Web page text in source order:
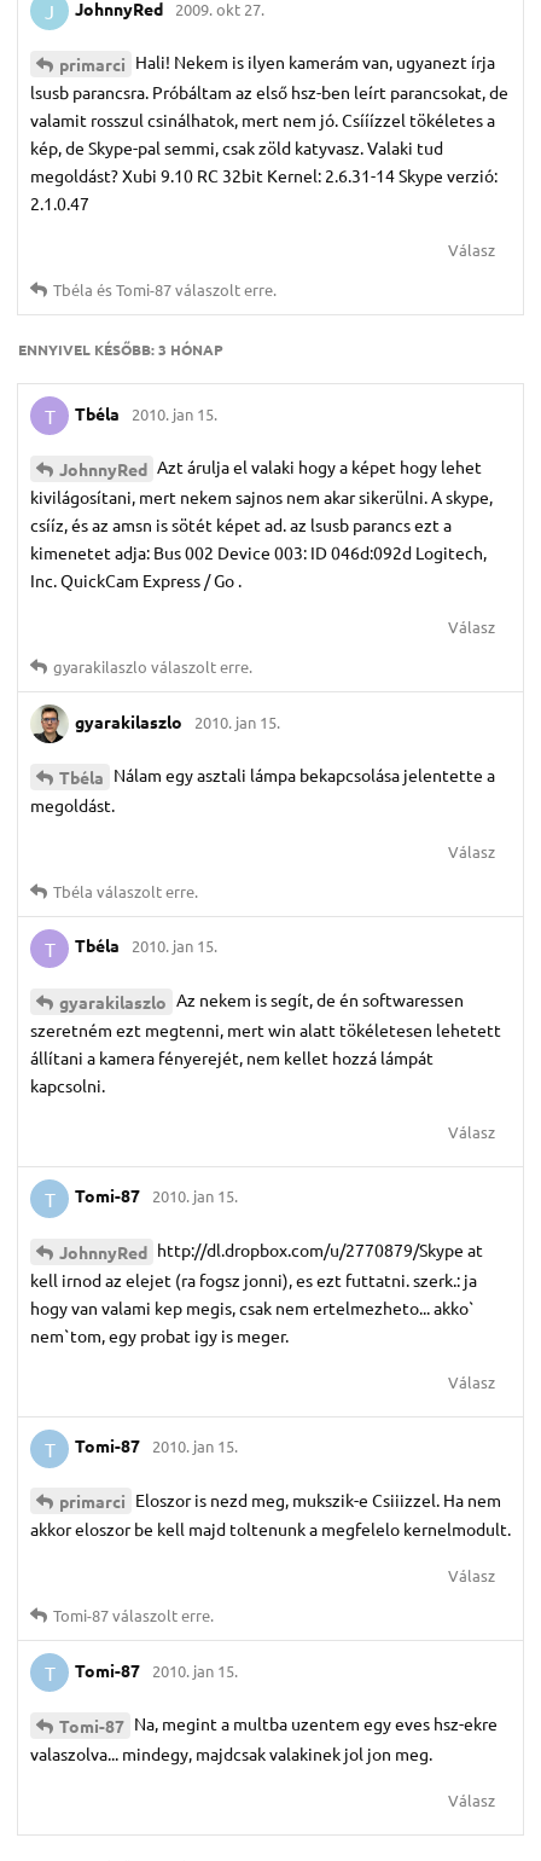
J JohnnyRed 2009. okt 27.
primarci Hali! Nekem is ilyen kamerám van, ugyanezt írja
lsusb parancsra. Próbáltam az első hsz-ben leírt parancsokat, de
valamit rosszul csinálhatok, mert nem jó. Csííízzel tökéletes a
kép, de Skype-pal semmi, csak zöld katyvasz. Valaki tud
megoldást? Xubi 9.10 RC 32bit Kernel: 2.6.31-14 Skype verzió:
2.1.0.47
Válasz
Tbéla ésTomi-87válaszolt erre.
ENNYIVEL KÉSŐBB:3 HÓNAP
T Tbéla 2010. jan 15.
JohnnyRed Azt árulja el valaki hogy a képet hogy lehet
kivilágosítani, mert nekem sajnos nem akar sikerülni. A skype,
csííz, és az amsn is sötét képet ad. az lsusb parancs ezt a
kimenetet adja: Bus 002 Device 003: ID 046d:092d Logitech,
Inc. QuickCam Express / Go .
Válasz
gyarakilaszlo válaszolt erre.
gyarakilaszlo 2010. jan 15.
Tbéla Nálam egy asztali lámpa bekapcsolása jelentette a
megoldást.
Válasz
Tbéla válaszolt erre.
T Tbéla 2010. jan 15.
gyarakilaszlo Az nekem is segít, de én softwaressen
szeretném ezt megtenni, mert win alatt tökéletesen lehetett
állítani a kamera fényerejét, nem kellet hozzá lámpát
kapcsolni.
Válasz
T Tomi-87 2010. jan 15.
JohnnyRed http://dl.dropbox.com/u/2770879/Skype at
kell irnod az elejet (ra fogsz jonni), es ezt futtatni. szerk.: ja
hogy van valami kep megis, csak nem ertelmezheto... akko`
nem`tom, egy probat igy is meger.
Válasz
T Tomi-87 2010. jan 15.
primarci Eloszor is nezd meg, mukszik-e Csiiizzel. Ha nem
akkor eloszor be kell majd toltenunk a megfelelo kernelmodult.
Válasz
Tomi-87válaszolt erre.
T Tomi-87 2010. jan 15.
Tomi-87 Na, megint a multba uzentem egy eves hsz-ekre
valaszolva... mindegy, majdcsak valakinek jol jon meg.
Válasz